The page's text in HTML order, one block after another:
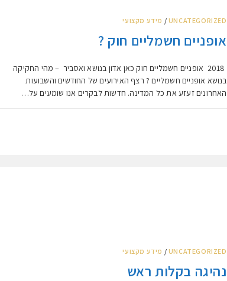
UNCATEGORIZED
/ מידע מקצועי
אופניים חשמליים חוק ?
2018 אופניים חשמליים חוק כאן אדון בנושא ואסביר – מהי החקיקה
בנושא אופניים חשמליים ? רצף האירועים של החודשים והשבועות
האחרונים זעזע את כל המדינה. חדשות לבקרים אנו שומעים על…
UNCATEGORIZED
/ מידע מקצועי
נהיגה בקלות ראש